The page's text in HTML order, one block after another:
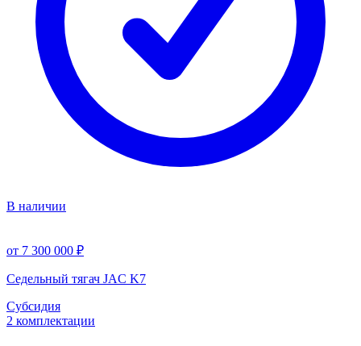
В наличии
от 7 300 000 ₽
Седельный тягач JAC K7
Субсидия
2 комплектации